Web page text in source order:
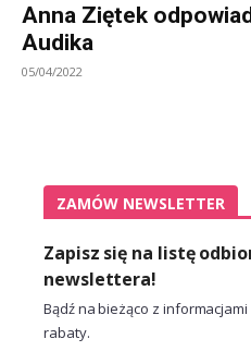
Anna Ziętek
Audika
05/04/2022
ZAMÓW NEWSLETTER
Zapisz się na listę
newslettera!
Bądź na bieżąco z
rabaty.